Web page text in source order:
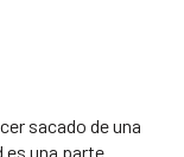
sacado de una
es una parte